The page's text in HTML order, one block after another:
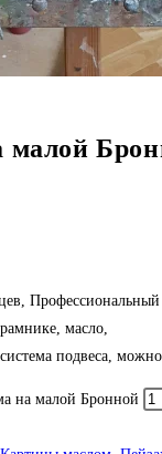
малой
масло,
подвеса,
на малой Бронной